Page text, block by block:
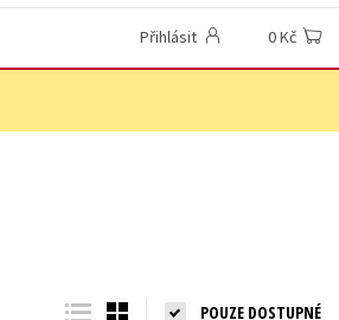
Přihlásit 0 Kč
POUZE DOSTUPNÉ